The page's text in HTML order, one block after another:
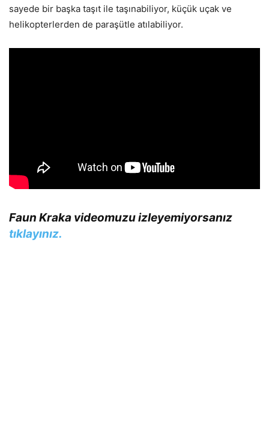
sayede bir başka taşıt ile taşınabiliyor, küçük uçak ve
helikopterlerden de paraşütle atılabiliyor.
Faun Kraka videomuzu izleyemiyorsanız
tıklayınız.